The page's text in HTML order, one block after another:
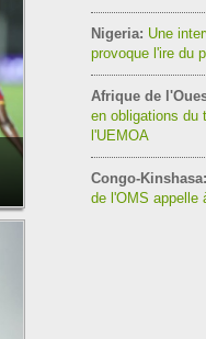
Nigeria: Une
provoque l'ire du
Afrique de
en obligations du
l'UEMOA
Congo-Kinshasa:
de l'OMS appelle